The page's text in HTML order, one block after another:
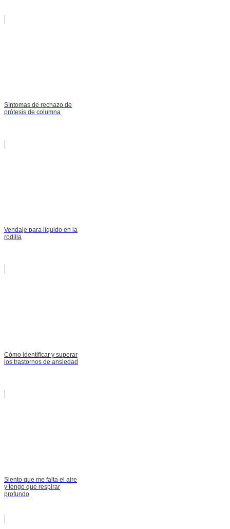
Síntomas de rechazo de
prótesis de columna
Vendaje para líquido en la
rodilla
Cómo identificar y superar
los trastornos de ansiedad
Siento que me falta el aire
y tengo que respirar
profundo